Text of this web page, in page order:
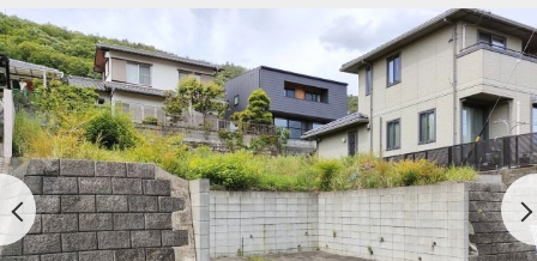
ご予約方法
・お電話でのお問い合わせ→【058-338-9110】
・【物件資料請求ボタン】より、備考欄にご希望日
時を記載ください。
・当店の店舗ページより【ハウスアイビー岐阜店の
ホームページ】へ。
・ラインでのお問い合わせも出来ます。ID検索【＠
731koxur】